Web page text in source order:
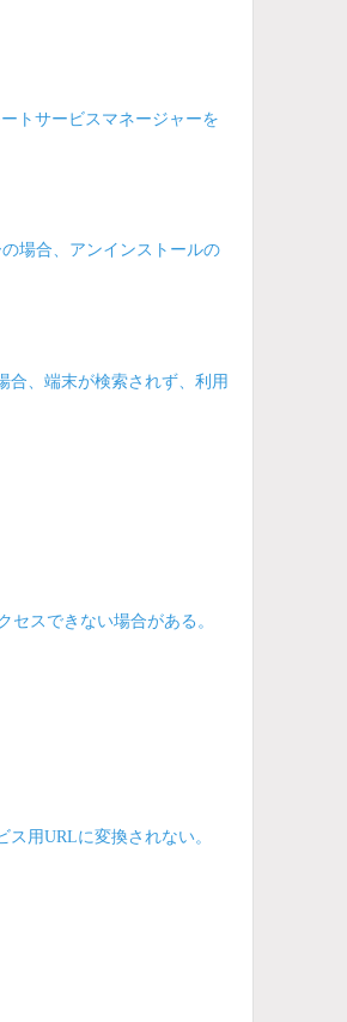
トサービスマネージャーを
場合、アンインストールの
合、端末が検索されず、利用
スできない場合がある。
用URLに変換されない。